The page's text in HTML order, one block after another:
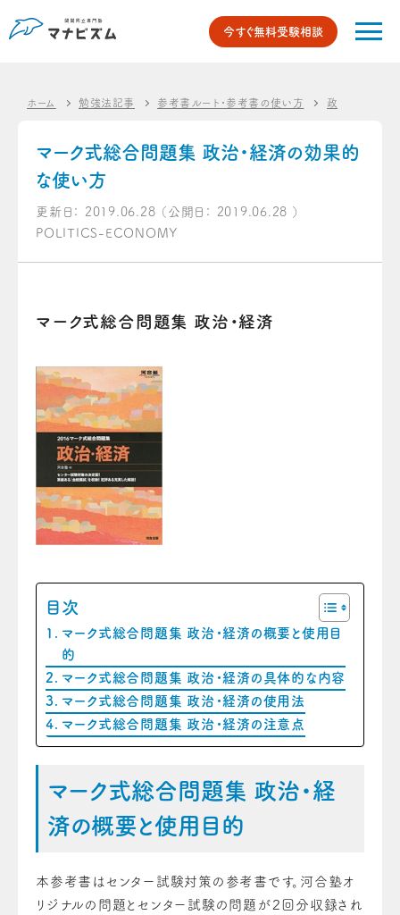
今すぐ無料受験相談
ホーム 勉強法記事 参考書ルート・参考書の使い方 政治・経済の
マーク式総合問題集 政治・経済の効果的
な使い方
更新日： 2019.06.28 （公開日： 2019.06.28 ）
POLITICS-ECONOMY
マーク式総合問題集 政治・経済
目次
マーク式総合問題集 政治・経済の概要と使用目
的
マーク式総合問題集 政治・経済の具体的な内容
マーク式総合問題集 政治・経済の使用法
マーク式総合問題集 政治・経済の注意点
マーク式総合問題集 政治・経
済の概要と使用目的
本参考書はセンター試験対策の参考書です。河合塾オ
リジナルの問題とセンター試験の問題が２回分収録され